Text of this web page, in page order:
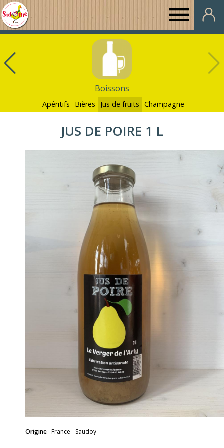
Au
Sidonie
Boissons
Apéritifs Bières Jus de fruits Champagne
JUS DE POIRE 1 L
Origine France - Saudoy